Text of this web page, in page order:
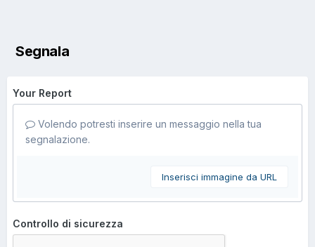
Segnala
Your Report
Volendo potresti inserire un messaggio nella tua
segnalazione.
Inserisci immagine da URL
Controllo di sicurezza